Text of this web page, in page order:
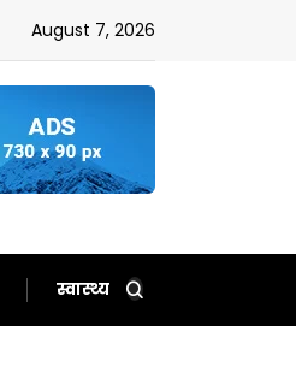
August 7, 2026
स्वास्थ्य